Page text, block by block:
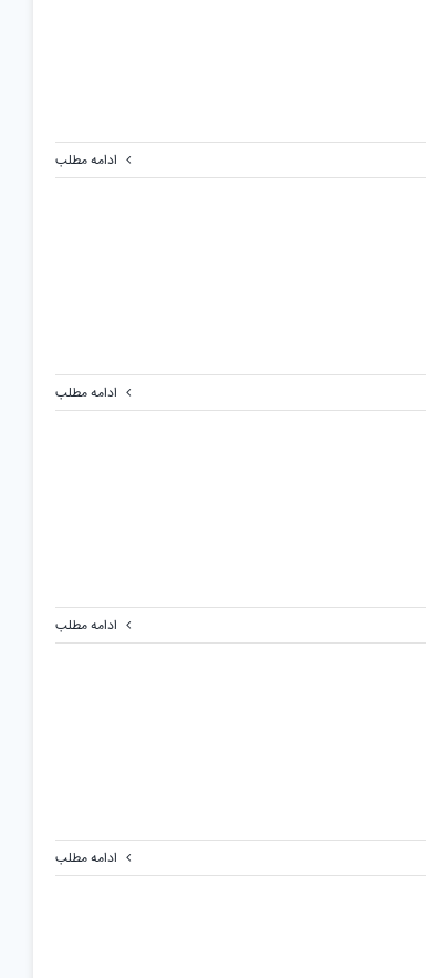
ادامه مطلب
ادامه مطلب
ادامه مطلب
ادامه مطلب